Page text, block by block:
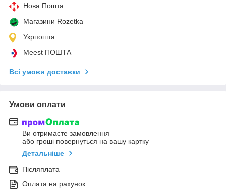
Нова Пошта
Магазини Rozetka
Укрпошта
Meest ПОШТА
Всі умови доставки
Умови оплати
Ви отримаєте замовлення
або гроші повернуться на вашу картку
Детальніше
Післяплата
Оплата на рахунок